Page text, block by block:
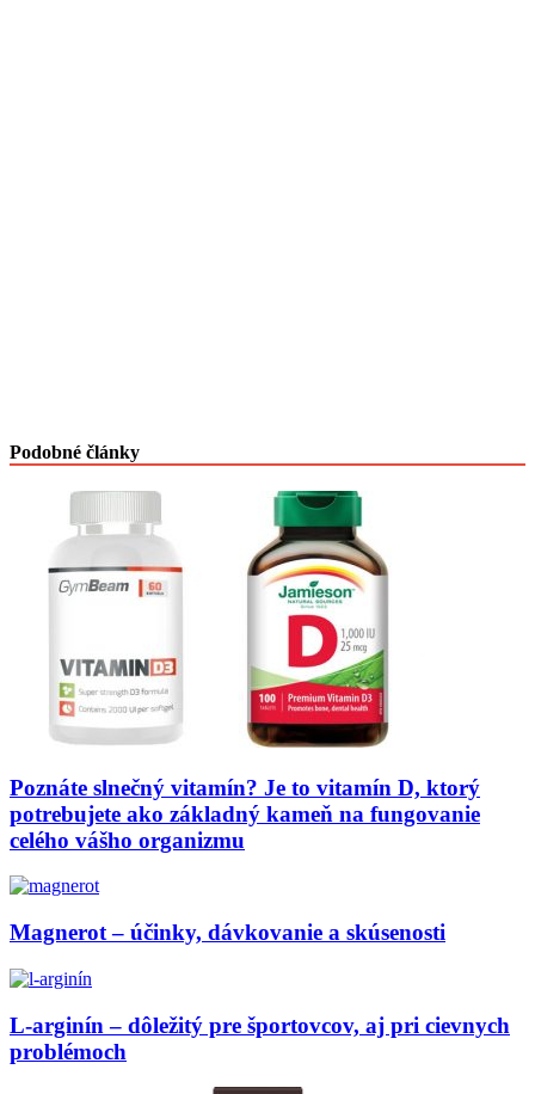
Podobné články
Poznáte slnečný vitamín? Je to vitamín D, ktorý
potrebujete ako základný kameň na fungovanie
celého vášho organizmu
Magnerot – účinky, dávkovanie a skúsenosti
L-arginín – dôležitý pre športovcov, aj pri cievnych
problémoch